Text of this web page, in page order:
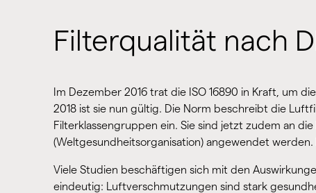
Filterqualität nach
Im Dezember 2016 trat die ISO 16890 in Kraft, um
2018 ist sie nun gültig. Die Norm beschreibt die
Filterklassengruppen ein. Sie sind jetzt zudem an
(Weltgesundheitsorganisation) angewendet werden.
Viele Studien beschäftigen sich mit den
eindeutig: Luftverschmutzungen sind stark